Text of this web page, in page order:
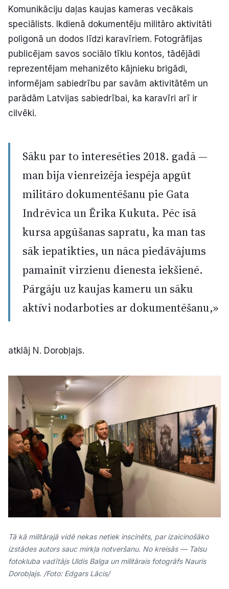
Kontakti
Ziņo redakcijai
Facebook Instagram
E-avīze
Komunikāciju daļas kaujas kameras vecākais
speciālists. Ikdienā dokumentēju militāro aktivitāti
poligonā un dodos līdzi karavīriem. Fotogrāfijas
publicējam savos sociālo tīklu kontos, tādējādi
reprezentējam mehanizēto kājnieku brigādi,
informējam sabiedrību par savām aktivitātēm un
parādām Latvijas sabiedrībai, ka karavīri arī ir
cilvēki.
Sāku par to interesēties 2018. gadā —
man bija vienreizēja iespēja apgūt
militāro dokumentēšanu pie Gata
Indrēvica un Ērika Kukuta. Pēc īsā
kursa apgūšanas sapratu, ka man tas
sāk iepatikties, un nāca piedāvājums
pamainīt virzienu dienesta iekšienē.
Pārgāju uz kaujas kameru un sāku
aktīvi nodarboties ar dokumentēšanu,»
atklāj N. Dorobļajs.
Tā kā militārajā vidē nekas netiek inscinēts, par izaicinošāko
izstādes autors sauc mirkļa notveršanu. No kreisās — Talsu
fotokluba vadītājs Uldis Balga un militārais fotogrāfs Nauris
Dorobļajs. /Foto: Edgars Lācis/